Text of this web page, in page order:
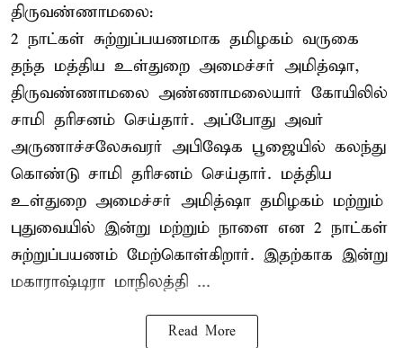
திருவண்ணாமலை:
2 நாட்கள் சுற்றுப்பயணமாக தமிழகம் வருகை
தந்த மத்திய உள்துறை அமைச்சர் அமித்ஷா,
திருவண்ணாமலை அண்ணாமலையார் கோயிலில்
சாமி தரிசனம் செய்தார். அப்போது அவர்
அருணாச்சலேசுவரர் அபிஷேக பூஜையில் கலந்து
கொண்டு சாமி தரிசனம் செய்தார். மத்திய
உள்துறை அமைச்சர் அமித்ஷா தமிழகம் மற்றும்
புதுவையில் இன்று மற்றும் நாளை என 2 நாட்கள்
சுற்றுப்பயணம் மேற்கொள்கிறார். இதற்காக இன்று
மகாராஷ்டிரா மாநிலத்தி ...
Read More